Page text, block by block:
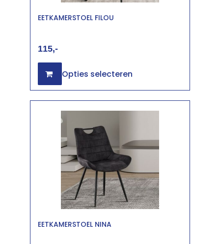
EETKAMERSTOEL FILOU
115
Opties selecteren
EETKAMERSTOEL NINA